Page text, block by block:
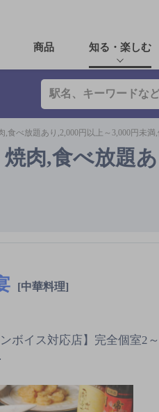
商品 知る・楽しむ
食べ放題あり,2,000円以上～3,000円未満
肉,食べ放題
[中華料理]
ボイス対応店】完全個室2